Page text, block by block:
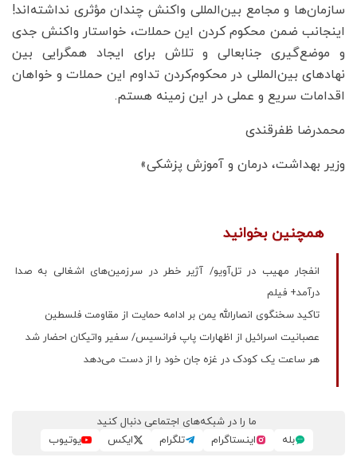
سازمان‌ها و مجامع بین‌المللی واکنش چندان مؤثری نداشته‌اند!
اینجانب ضمن محکوم کردن این حملات، خواستار واکنش جدی
و موضع‌گیری جنابعالی و تلاش برای ایجاد همگرایی بین
نهادهای بین‌المللی در محکوم‌کردن تداوم این حملات و خواهان
اقدامات سریع و عملی در این زمینه هستم.
محمدرضا ظفرقندی
وزیر بهداشت، درمان و آموزش پزشکی»
همچنین بخوانید
انفجار مهیب در تل‌آویو/ آژیر خطر در سرزمین‌های اشغالی به صدا
درآمد+ فیلم
تاکید سخنگوی انصارالله یمن بر ادامه حمایت از مقاومت فلسطین
عصبانیت اسرائیل از اظهارات پاپ فرانسیس/ سفیر واتیکان احضار شد
هر ساعت یک کودک در غزه جان خود را از دست می‌دهد
ما را در شبکه‌های اجتماعی دنبال کنید
بله
اینستاگرام تلگرام ایکس یوتیوب